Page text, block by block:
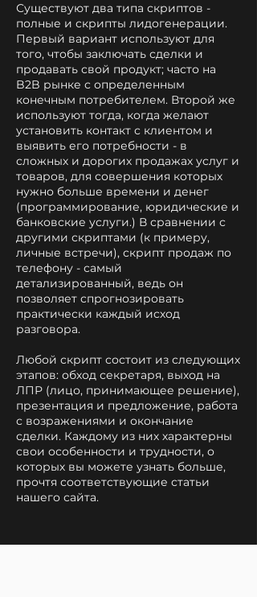
Существуют два типа скриптов -
полные и скрипты лидогенерации.
Первый вариант используют для
того, чтобы заключать сделки и
продавать свой продукт; часто на
B2B рынке с определенным
конечным потребителем. Второй же
используют тогда, когда желают
установить контакт с клиентом и
выявить его потребности - в
сложных и дорогих продажах услуг и
товаров, для совершения которых
нужно больше времени и денег
(программирование, юридические и
банковские услуги.) В сравнении с
другими скриптами (к примеру,
личные встречи), скрипт продаж по
телефону - самый
детализированный, ведь он
позволяет спрогнозировать
практически каждый исход
разговора.
Любой скрипт состоит из следующих
этапов: обход секретаря, выход на
ЛПР (лицо, принимающее решение),
презентация и предложение, работа
с возражениями и окончание
сделки. Каждому из них характерны
свои особенности и трудности, о
которых вы можете узнать больше,
прочтя соответствующие статьи
нашего сайта.